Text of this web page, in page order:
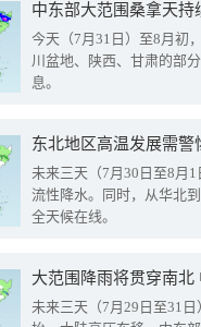
中东部大范围桑拿天
今天（7月31日）至8月初
川盆地、陕西、甘肃的部
息。
东北地区高温发展需
未来三天（7月30日至8月
流性降水。同时，从华北
全天候在线。
大范围降雨将贯穿南
未来三天（7月29日至31